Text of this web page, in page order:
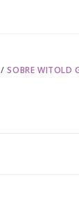
/SOBRE WITOLD